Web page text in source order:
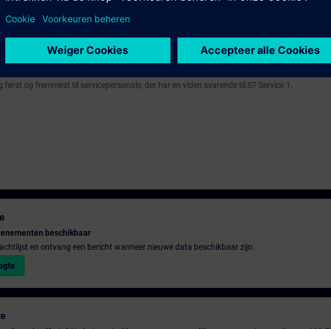
via MPI-nettet.
først og fremmest til servicepersonale, der har en viden svarende til S7 Service 1.
beschikbaar
en ontvang een bericht wanneer nieuwe data beschikbaar zijn.